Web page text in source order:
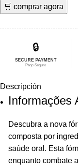
original
$19,63.
actual
$15,71.
🛒 comprar agora
🔒
SECURE PAYMENT
Pago Seguro
Descripción
Informações
Descubra a nova
composta por
saúde oral. Esta
enquanto combate